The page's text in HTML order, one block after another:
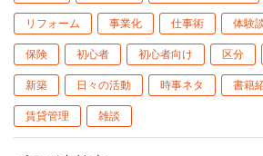
リフォーム 事業化 仕事術 体験
保険 初心者 初心者向け 区分
新築 日々の活動 時事ネタ 書籍
賃貸管理 雑談